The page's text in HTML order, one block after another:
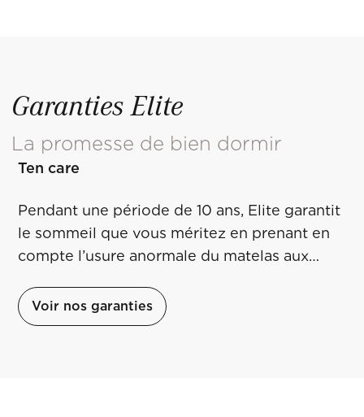
Garanties Elite
La promesse de bien dormir
Ten care
Pendant une période de 10 ans, Elite garantit
le sommeil que vous méritez en prenant en
compte l’usure anormale du matelas aux
retrouverez en cliquant sur le lien ci-dessous.
Voir nos garanties